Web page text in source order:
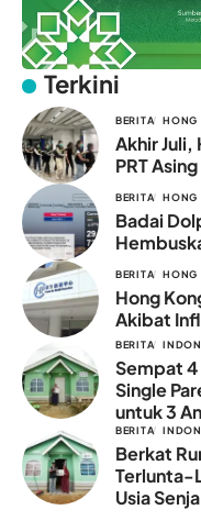
Terkini
BERITA HONG
Akhir Juli,
PRT
BERITA HONG
Badai
BERITA HONG
Hong
Akibat
BERITA
Sempat 4
Single
untuk 3
BERITA
Berkat
Terlunta-
Usia Senja